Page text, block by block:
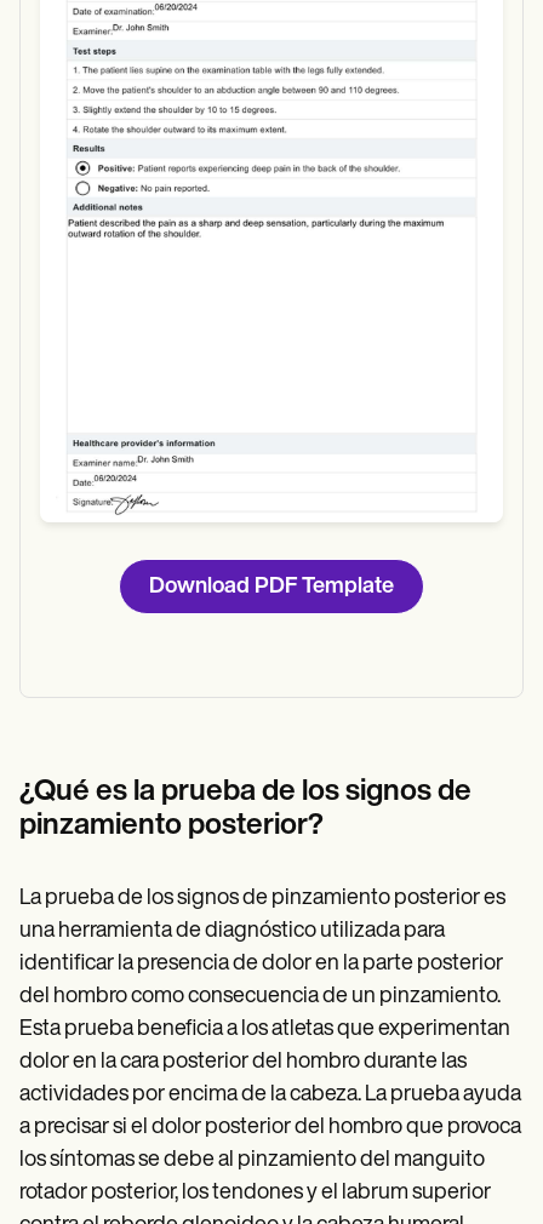
Use Template
Download
Download PDF Template
¿Qué es la prueba de los signos de
pinzamiento posterior?
La prueba de los signos de pinzamiento posterior es
una herramienta de diagnóstico utilizada para
identificar la presencia de dolor en la parte posterior
del hombro como consecuencia de un pinzamiento.
Esta prueba beneficia a los atletas que experimentan
dolor en la cara posterior del hombro durante las
actividades por encima de la cabeza. La prueba ayuda
a precisar si el dolor posterior del hombro que provoca
los síntomas se debe al pinzamiento del manguito
rotador posterior, los tendones y el labrum superior